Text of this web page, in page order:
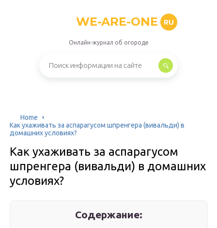
WE-ARE-ONE RU
Онлайн-журнал об огороде
Home
Как ухаживать за аспарагусом шпренгера (вивальди) в
домашних условиях?
Как ухаживать за аспарагусом
шпренгера (вивальди) в домашних
условиях?
Содержание: